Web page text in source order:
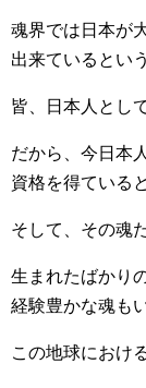
魂界では日本が
出来ているという
皆、日本人とし
だから、今日本
資格を得ている
そして、その魂
生まれたばかり
経験豊かな魂も
この地球におけ